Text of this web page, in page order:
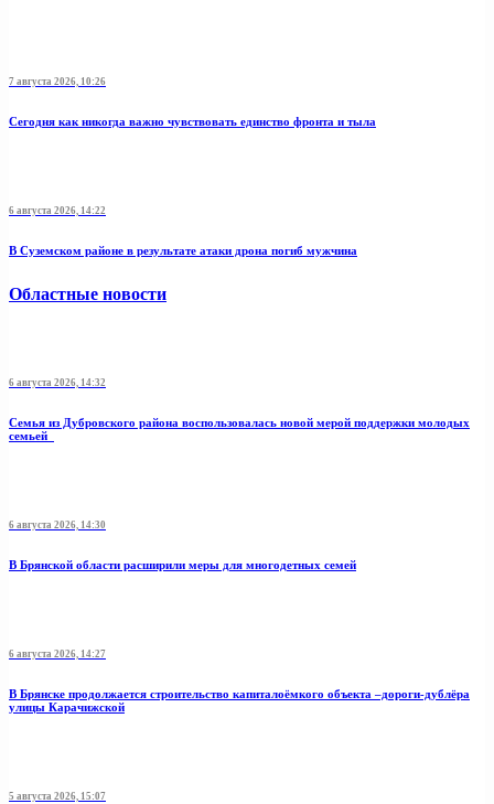
7 августа 2026, 10:26
Сегодня как никогда важно чувствовать единство фронта и тыла
6 августа 2026, 14:22
В Суземском районе в результате атаки дрона погиб мужчина
Областные новости
6 августа 2026, 14:32
Семья из Дубровского района воспользовалась новой мерой поддержки молодых
семьей
6 августа 2026, 14:30
В Брянской области расширили меры для многодетных семей
6 августа 2026, 14:27
В Брянске продолжается строительство капиталоёмкого объекта –дороги-дублёра
улицы Карачижской
5 августа 2026, 15:07